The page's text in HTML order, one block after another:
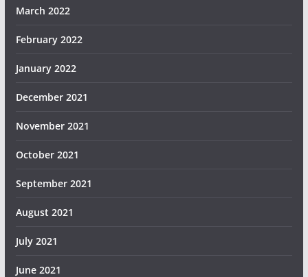
March 2022
February 2022
January 2022
December 2021
November 2021
October 2021
September 2021
August 2021
July 2021
June 2021